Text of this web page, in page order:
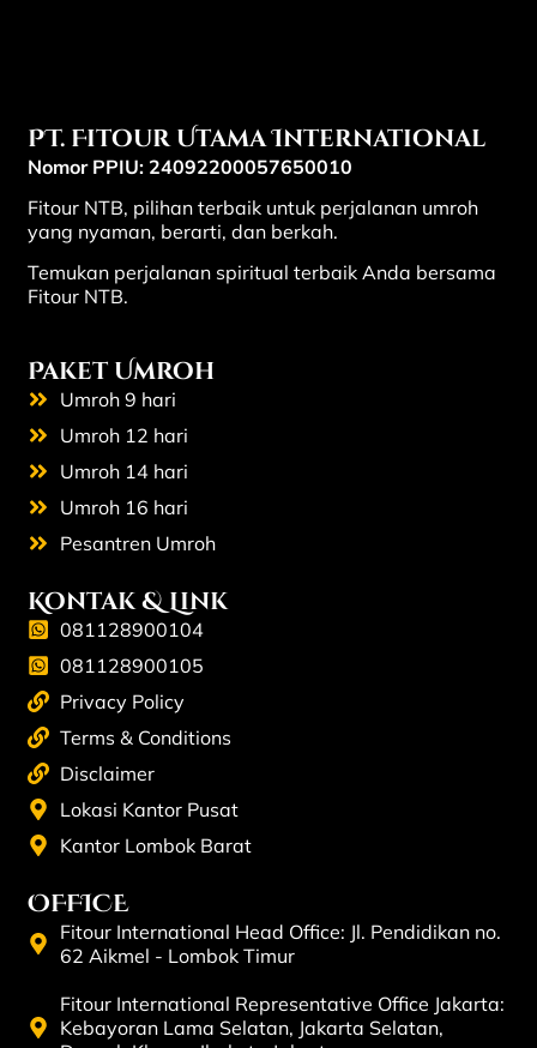
PT. Fitour Utama International
Nomor PPIU: 24092200057650010
Fitour NTB, pilihan terbaik untuk perjalanan umroh
yang nyaman, berarti, dan berkah.
Temukan perjalanan spiritual terbaik Anda bersama
Fitour NTB.
Paket Umroh
Umroh 9 hari
Umroh 12 hari
Umroh 14 hari
Umroh 16 hari
Pesantren Umroh
Kontak & Link
081128900104
081128900105
Privacy Policy
Terms & Conditions
Disclaimer
Lokasi Kantor Pusat
Kantor Lombok Barat
OFFICE
Fitour International Head Office: Jl. Pendidikan no.
62 Aikmel - Lombok Timur
Fitour International Representative Office Jakarta:
Kebayoran Lama Selatan, Jakarta Selatan,